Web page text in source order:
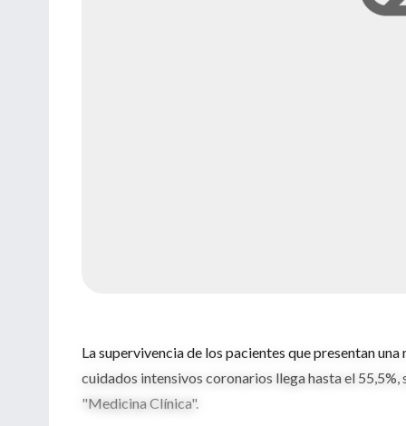
La supervivencia de los pacientes que presentan
cuidados intensivos coronarios llega hasta el
"Medicina Clínica".